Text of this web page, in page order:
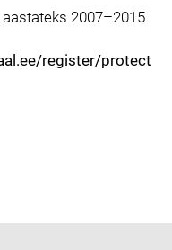
aastateks 2007–2015
register/protect